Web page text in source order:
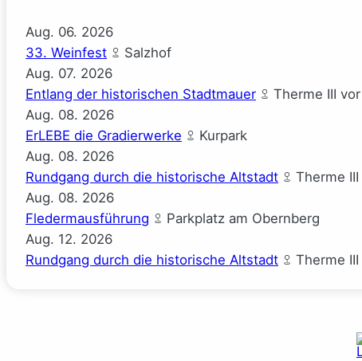
Aug. 06. 2026
33. Weinfest
Salzhof
Aug. 07. 2026
Entlang der historischen Stadtmauer
Therme III
Aug. 08. 2026
ErLEBE die Gradierwerke
Kurpark
Aug. 08. 2026
Rundgang durch die historische Altstadt
Therme
Aug. 08. 2026
Fledermausführung
Parkplatz am Obernberg
Aug. 12. 2026
Rundgang durch die historische Altstadt
Therme